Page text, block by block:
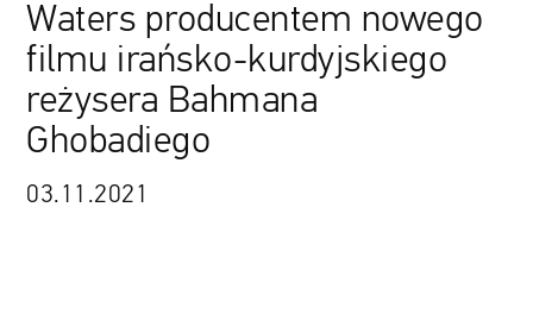
Waters producentem nowego
filmu irańsko-kurdyjskiego
reżysera Bahmana
Ghobadiego
03.11.2021
FACEBOOK TWITTER PINTEREST